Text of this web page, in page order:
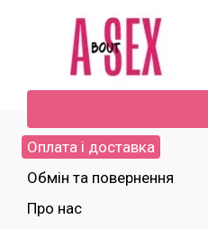
Оплата і доставка
Обмін та повернення
Про нас